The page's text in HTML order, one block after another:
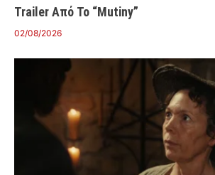
Trailer Από Το “Mutiny”
02/08/2026